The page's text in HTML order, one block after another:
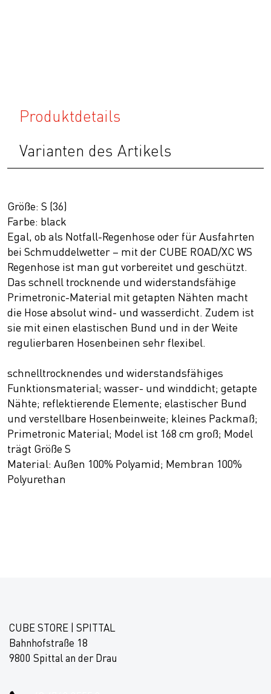
Produktdetails
Varianten des Artikels
Größe: S (36)
Farbe: black
Egal, ob als Notfall-Regenhose oder für Ausfahrten
bei Schmuddelwetter – mit der CUBE ROAD/XC WS
Regenhose ist man gut vorbereitet und geschützt.
Das schnell trocknende und widerstandsfähige
Primetronic-Material mit getapten Nähten macht
die Hose absolut wind- und wasserdicht. Zudem ist
sie mit einen elastischen Bund und in der Weite
regulierbaren Hosenbeinen sehr flexibel.
schnelltrocknendes und widerstandsfähiges
Funktionsmaterial; wasser- und winddicht; getapte
Nähte; reflektierende Elemente; elastischer Bund
und verstellbare Hosenbeinweite; kleines Packmaß;
Primetronic Material; Model ist 168 cm groß; Model
trägt Größe S
Material: Außen 100% Polyamid; Membran 100%
Polyurethan
CUBE STORE | SPITTAL
Bahnhofstraße 18
9800 Spittal an der Drau